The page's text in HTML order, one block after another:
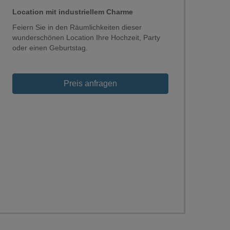
Location mit industriellem Charme
Feiern Sie in den Räumlichkeiten dieser
wunderschönen Location Ihre Hochzeit, Party
oder einen Geburtstag.
Preis anfragen